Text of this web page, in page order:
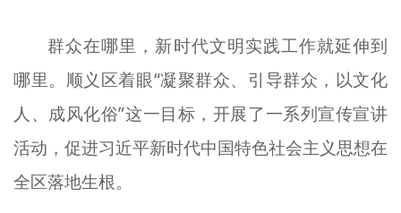
群众在哪里，新时代文明实践工作就延伸到
哪里。顺义区着眼“凝聚群众、引导群众，以文化
人、成风化俗”这一目标，开展了一系列宣传宣讲
活动，促进习近平新时代中国特色社会主义思想在
全区落地生根。